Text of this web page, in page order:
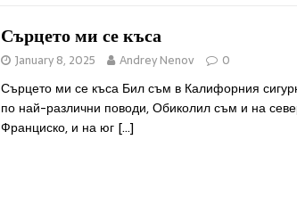
Сърцето ми се къса
January 8, 2025 Andrey Nenov 0
Сърцето ми се къса Бил съм в Калифорния
по най-различни поводи, Обиколил съм и на
Франциско, и на юг […]